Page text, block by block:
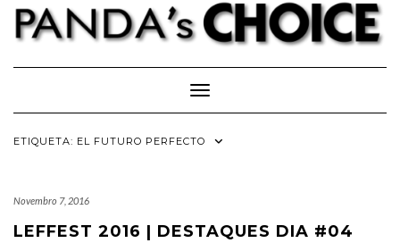
Skip
content
Toggle Navigation
ETIQUETA: EL FUTURO PERFECTO
Novembro 7, 2016
LEFFEST 2016 | DESTAQUES DIA #04